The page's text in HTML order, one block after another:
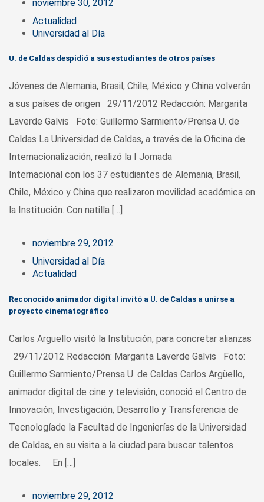
noviembre 30, 2012
Actualidad
Universidad al Día
U. de Caldas despidió a sus estudiantes de otros países
Jóvenes de Alemania, Brasil, Chile, México y China volverán
a sus países de origen 29/11/2012 Redacción: Margarita
Laverde Galvis Foto: Guillermo Sarmiento/Prensa U. de
Caldas La Universidad de Caldas, a través de la Oficina de
Internacionalización, realizó la I Jornada
Internacional con los 37 estudiantes de Alemania, Brasil,
Chile, México y China que realizaron movilidad académica en
la Institución. Con natilla […]
noviembre 29, 2012
Universidad al Día
Actualidad
Reconocido animador digital invitó a U. de Caldas a unirse a
proyecto cinematográfico
Carlos Arguello visitó la Institución, para concretar alianzas
29/11/2012 Redacción: Margarita Laverde Galvis Foto:
Guillermo Sarmiento/Prensa U. de Caldas Carlos Argüello,
animador digital de cine y televisión, conoció el Centro de
Innovación, Investigación, Desarrollo y Transferencia de
Tecnologíade la Facultad de Ingenierías de la Universidad
de Caldas, en su visita a la ciudad para buscar talentos
locales. En […]
noviembre 29, 2012